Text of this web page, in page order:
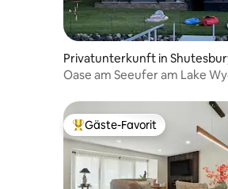
Privatunterkunft in
Oase am Seeufer am Lake
Beliebter Gäste-Favorit.
Gäste-Favorit